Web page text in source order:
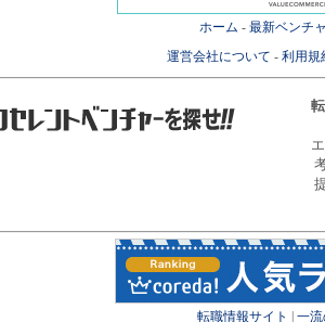
ホーム - 最新ベンチ
運営会社について - 利用規
転職情報サイト 一